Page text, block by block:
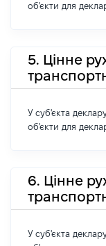
об'єкти для
5. Цінне
У суб'єкта
об'єкти для
6. Цінне
У суб'єкта